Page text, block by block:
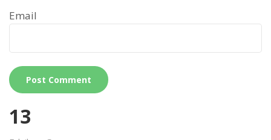
Email
13